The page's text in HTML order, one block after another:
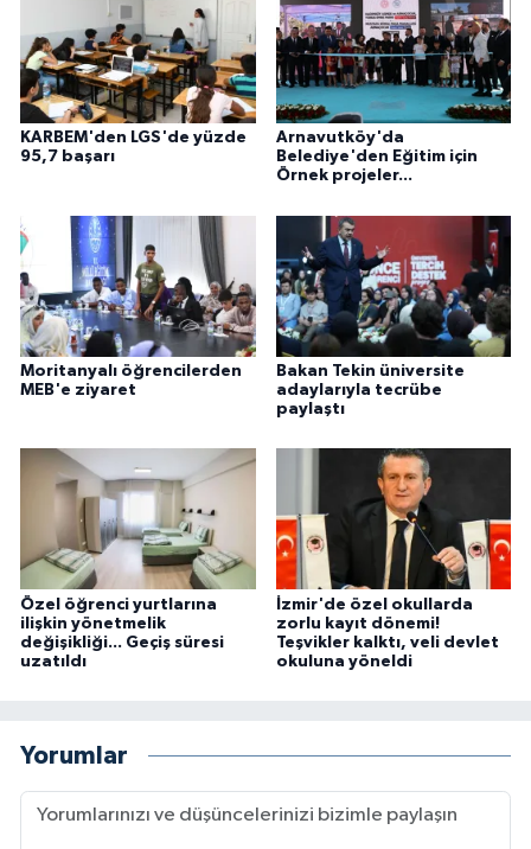
KARBEM'den LGS'de yüzde
95,7 başarı
Arnavutköy'da
Belediye'den Eğitim için
Örnek projeler...
Moritanyalı öğrencilerden
MEB'e ziyaret
Bakan Tekin üniversite
adaylarıyla tecrübe
paylaştı
Özel öğrenci yurtlarına
ilişkin yönetmelik
değişikliği... Geçiş süresi
uzatıldı
İzmir'de özel okullarda
zorlu kayıt dönemi!
Teşvikler kalktı, veli devlet
okuluna yöneldi
Yorumlar